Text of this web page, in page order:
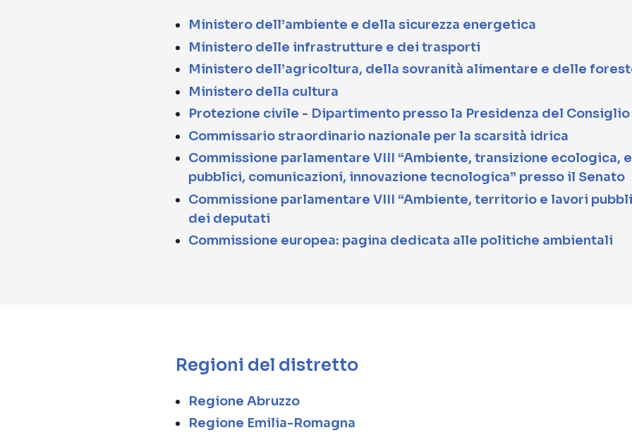
Ministero dell’ambiente e della sicurezza energetica
Ministero delle infrastrutture e dei trasporti
Ministero dell’agricoltura, della sovranità alimentare e delle
Ministero della cultura
Protezione civile - Dipartimento presso la Presidenza del
Commissario straordinario nazionale per la scarsità idrica
Commissione parlamentare VIII “Ambiente, transizione ecologica,
pubblici, comunicazioni, innovazione tecnologica” presso il Senato
Commissione parlamentare VIII “Ambiente, territorio e lavori
dei deputati
Commissione europea: pagina dedicata alle politiche ambientali
Regioni del distretto
Regione Abruzzo
Regione Emilia-Romagna